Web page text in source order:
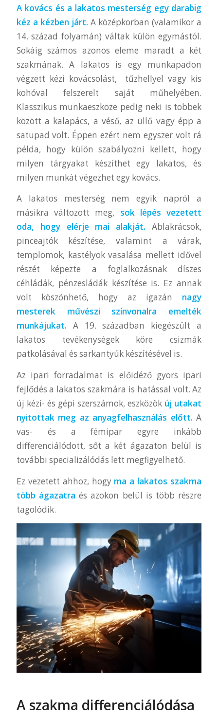
A kovács és a lakatos mesterség egy darabig
kéz a kézben járt. A középkorban (valamikor a
14. század folyamán) váltak külön egymástól.
Sokáig számos azonos eleme maradt a két
szakmának. A lakatos is egy munkapadon
végzett kézi kovácsolást, tűzhellyel vagy kis
kohóval felszerelt saját műhelyében.
Klasszikus munkaeszköze pedig neki is többek
között a kalapács, a véső, az üllő vagy épp a
satupad volt. Éppen ezért nem egyszer volt rá
példa, hogy külön szabályozni kellett, hogy
milyen tárgyakat készíthet egy lakatos, és
milyen munkát végezhet egy kovács.
A lakatos mesterség nem egyik napról a
másikra változott meg, sok lépés vezetett
oda, hogy elérje mai alakját.Ablakrácsok,
pinceajtók készítése, valamint a várak,
templomok, kastélyok vasalása mellett idővel
részét képezte a foglalkozásnak díszes
céhládák, pénzesládák készítése is. Ez annak
volt köszönhető, hogy az igazán nagy
mesterek művészi színvonalra emelték
munkájukat. A 19. században kiegészült a
lakatos tevékenységek köre csizmák
patkolásával és sarkantyúk készítésével is.
Az ipari forradalmat is előidéző gyors ipari
fejlődés a lakatos szakmára is hatással volt. Az
új kézi- és gépi szerszámok, eszközök új utakat
nyitottak meg az anyagfelhasználás előtt. A
vas- és a fémipar egyre inkább
differenciálódott, sőt a két ágazaton belül is
további specializálódás lett megfigyelhető.
Ez vezetett ahhoz, hogy ma a lakatos szakma
több ágazatra és azokon belül is több részre
tagolódik.
A szakma differenciálódása